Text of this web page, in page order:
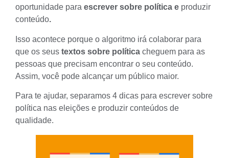
oportunidade para escrever sobre política e produzir
conteúdo.
Isso acontece porque o algoritmo irá colaborar para
que os seus textos sobre política cheguem para as
pessoas que precisam encontrar o seu conteúdo.
Assim, você pode alcançar um público maior.
Para te ajudar, separamos 4 dicas para escrever sobre
política nas eleições e produzir conteúdos de
qualidade.